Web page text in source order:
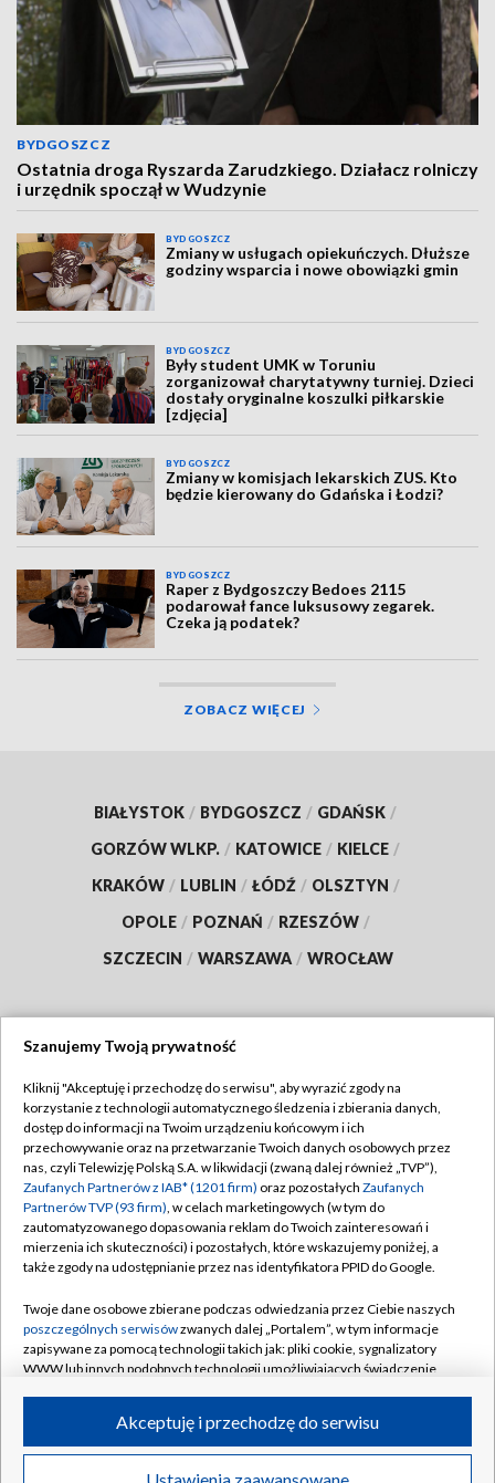
BYDGOSZCZ
Ostatnia droga Ryszarda Zarudzkiego. Działacz rolniczy
i urzędnik spoczął w Wudzynie
BYDGOSZCZ
Zmiany w usługach opiekuńczych. Dłuższe
godziny wsparcia i nowe obowiązki gmin
BYDGOSZCZ
Były student UMK w Toruniu
zorganizował charytatywny turniej. Dzieci
dostały oryginalne koszulki piłkarskie
[zdjęcia]
BYDGOSZCZ
Zmiany w komisjach lekarskich ZUS. Kto
będzie kierowany do Gdańska i Łodzi?
BYDGOSZCZ
Raper z Bydgoszczy Bedoes 2115
podarował fance luksusowy zegarek.
Czeka ją podatek?
ZOBACZ WIĘCEJ
BIAŁYSTOK / BYDGOSZCZ / GDAŃSK /
GORZÓW WLKP. / KATOWICE / KIELCE /
KRAKÓW / LUBLIN / ŁÓDŹ / OLSZTYN /
OPOLE / POZNAŃ / RZESZÓW /
SZCZECIN / WARSZAWA / WROCŁAW
TVP
Abonament TVP
Emisja w TVP
Centrum informacji TVP
Naziemna Telewizja Cyfrowa
Rada Programowa
System NOS
Informacje o nadawcy
Program dla prasy
Regulamin TVP
Polityka prywatności
Moje zgody
Pomoc
Kontakt
Kanały
©2026 Telewizja Polska S.A. w likwidacji
Szanujemy Twoją prywatność
Kliknij "Akceptuję i przechodzę do serwisu", aby wyrazić zgody na
korzystanie z technologii automatycznego śledzenia i zbierania danych,
dostęp do informacji na Twoim urządzeniu końcowym i ich
przechowywanie oraz na przetwarzanie Twoich danych osobowych przez
nas, czyli Telewizję Polską S.A. w likwidacji (zwaną dalej również „TVP”),
Zaufanych Partnerów z IAB* (1201 firm) oraz pozostałych Zaufanych
Partnerów TVP (93 firm), w celach marketingowych (w tym do
zautomatyzowanego dopasowania reklam do Twoich zainteresowań i
mierzenia ich skuteczności) i pozostałych, które wskazujemy poniżej, a
także zgody na udostępnianie przez nas identyfikatora PPID do Google.
Twoje dane osobowe zbierane podczas odwiedzania przez Ciebie naszych
poszczególnych serwisówzwanych dalej „Portalem”, w tym informacje
zapisywane za pomocą technologii takich jak: pliki cookie, sygnalizatory
WWW lub innych podobnych technologii umożliwiających świadczenie
ruchu w Internecie.
Twoje dane osobowe zbierane podczas odwiedzania przez Ciebie
Akceptuję i przechodzę do serwisu